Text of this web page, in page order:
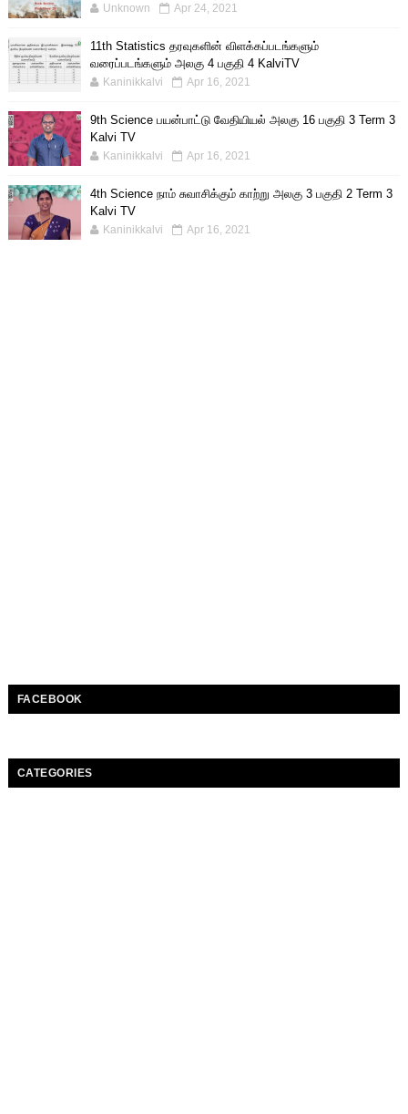
Unknown Apr 24, 2021
11th Statistics தரவுகளின் விளக்கப்படங்களும்
வரைப்படங்களும் அலகு 4 பகுதி 4 KalviTV
Kaninikkalvi Apr 16, 2021
9th Science பயன்பாட்டு வேதியியல் அலகு 16 பகுதி 3 Term 3
Kalvi TV
Kaninikkalvi Apr 16, 2021
4th Science நாம் சுவாசிக்கும் காற்று அலகு 3 பகுதி 2 Term 3
Kalvi TV
Kaninikkalvi Apr 16, 2021
FACEBOOK
CATEGORIES